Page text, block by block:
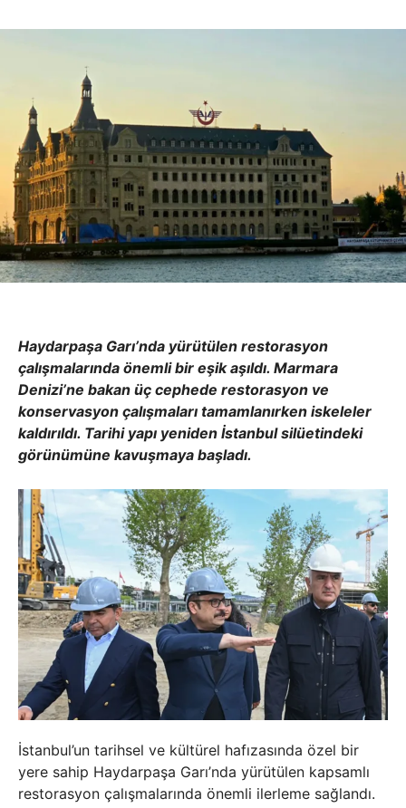
Haydarpaşa Garı’nda yürütülen restorasyon
çalışmalarında önemli bir eşik aşıldı. Marmara
Denizi’ne bakan üç cephede restorasyon ve
konservasyon çalışmaları tamamlanırken iskeleler
kaldırıldı. Tarihi yapı yeniden İstanbul silüetindeki
görünümüne kavuşmaya başladı.
İstanbul’un tarihsel ve kültürel hafızasında özel bir
yere sahip Haydarpaşa Garı’nda yürütülen kapsamlı
restorasyon çalışmalarında önemli ilerleme sağlandı.